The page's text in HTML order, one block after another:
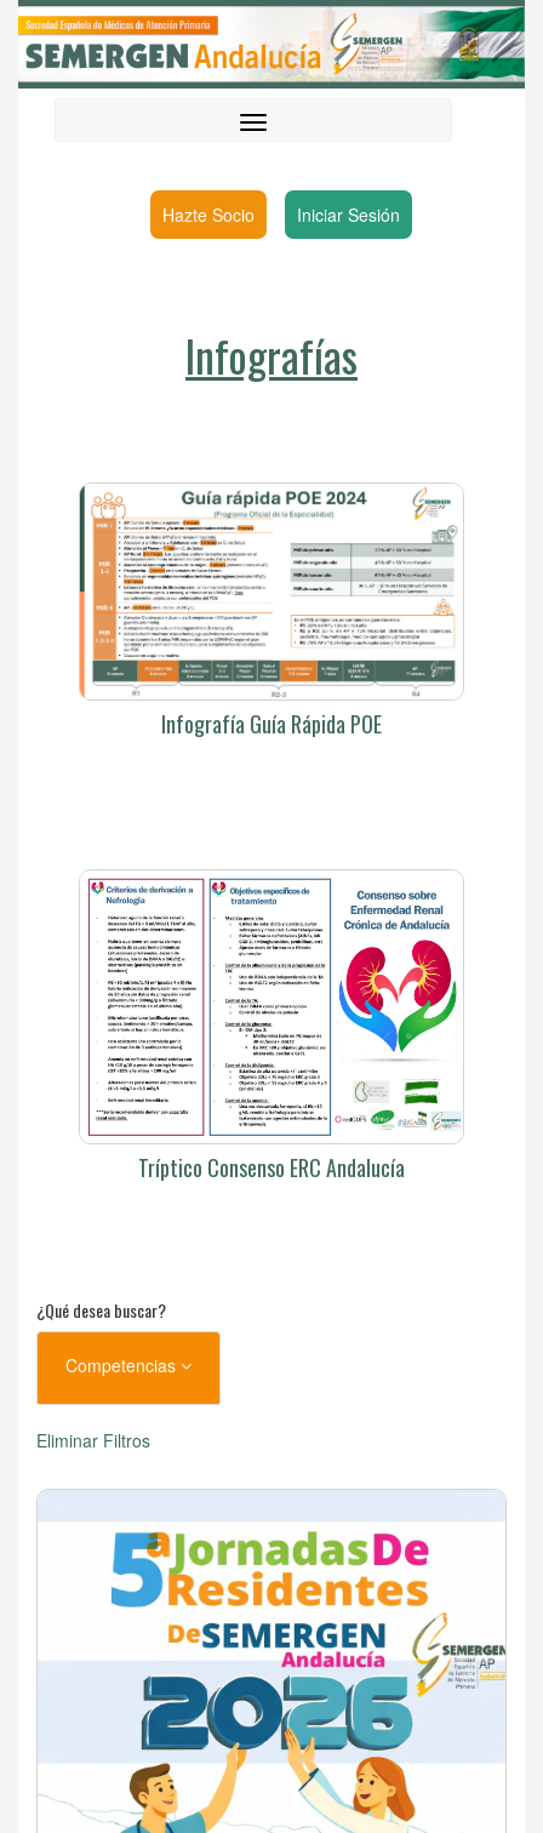
Hazte Socio Iniciar Sesión
Infografías
Infografía Guía Rápida POE
Tríptico Consenso ERC Andalucía
¿Qué desea buscar?
Competencias
Eliminar Filtros